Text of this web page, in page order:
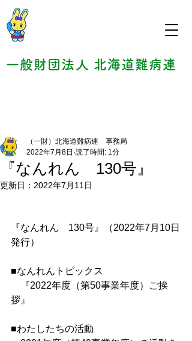
一般財団法人 北海道難病連
『なんれん 130号』
（一財）北海道難病連 事務局
2022年7月8日 読了時間: 1分
更新日： 2022年7月11日
『なんれん　130号』（2022年7月10日
発行）
■なんれんトピックス
『2022年度（第50事業年度）ご挨
拶』
■わたしたちの活動